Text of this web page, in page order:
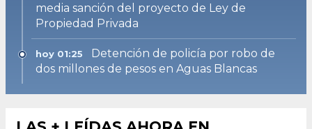
media sanción del proyecto de Ley de
Propiedad Privada
hoy 01:25
Detención de policía por robo de
dos millones de pesos en Aguas Blancas